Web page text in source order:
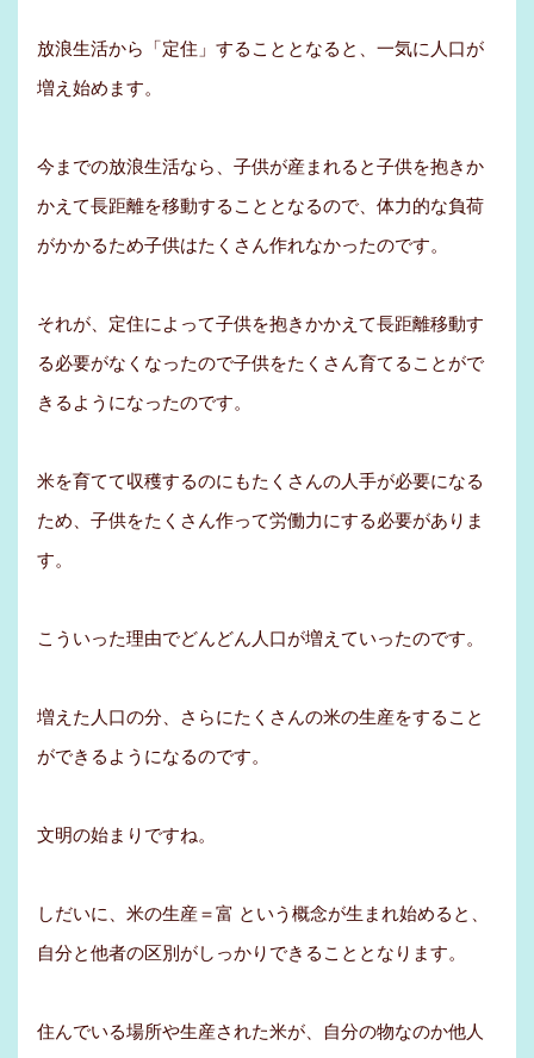
放浪生活から「定住」することとなると、一気に人口が
増え始めます。
今までの放浪生活なら、子供が産まれると子供を抱きか
かえて長距離を移動することとなるので、体力的な負荷
がかかるため子供はたくさん作れなかったのです。
それが、定住によって子供を抱きかかえて長距離移動す
る必要がなくなったので子供をたくさん育てることがで
きるようになったのです。
米を育てて収穫するのにもたくさんの人手が必要になる
ため、子供をたくさん作って労働力にする必要がありま
す。
こういった理由でどんどん人口が増えていったのです。
増えた人口の分、さらにたくさんの米の生産をすること
ができるようになるのです。
文明の始まりですね。
しだいに、米の生産＝富 という概念が生まれ始めると、
自分と他者の区別がしっかりできることとなります。
住んでいる場所や生産された米が、自分の物なのか他人